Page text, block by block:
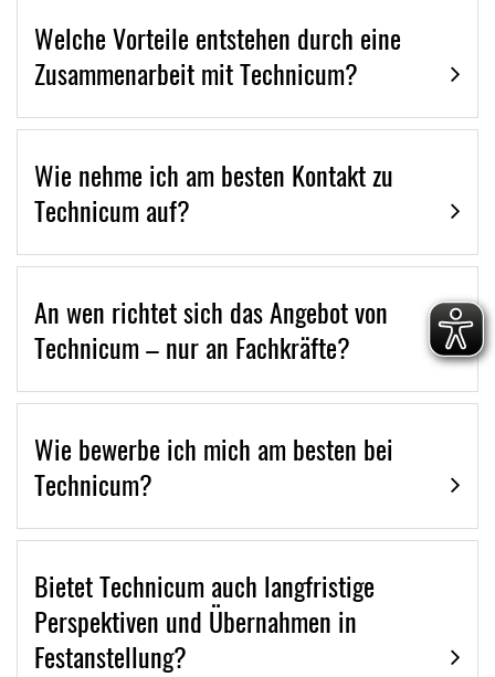
Welche Vorteile entstehen durch eine
Zusammenarbeit mit Technicum?
Wie nehme ich am besten Kontakt zu
Technicum auf?
An wen richtet sich das Angebot von
Technicum – nur an Fachkräfte?
Wie bewerbe ich mich am besten bei
Technicum?
Bietet Technicum auch langfristige
Perspektiven und Übernahmen in
Festanstellung?